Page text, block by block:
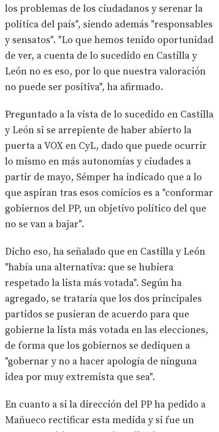
los problemas de los ciudadanos y serenar la
política del país", siendo además "responsables
y sensatos". "Lo que hemos tenido oportunidad
de ver, a cuenta de lo sucedido en Castilla y
León no es eso, por lo que nuestra valoración
no puede ser positiva", ha afirmado.
Preguntado a la vista de lo sucedido en Castilla
y León si se arrepiente de haber abierto la
puerta a VOX en CyL, dado que puede ocurrir
lo mismo en más autonomías y ciudades a
partir de mayo, Sémper ha indicado que a lo
que aspiran tras esos comicios es a "conformar
gobiernos del PP, un objetivo político del que
no se van a bajar".
Dicho eso, ha señalado que en Castilla y León
"había una alternativa: que se hubiera
respetado la lista más votada". Según ha
agregado, se trataría que los dos principales
partidos se pusieran de acuerdo para que
gobierne la lista más votada en las elecciones,
de forma que los gobiernos se dediquen a
"gobernar y no a hacer apología de ninguna
idea por muy extremista que sea".
En cuanto a si la dirección del PP ha pedido a
Mañueco rectificar esta medida y si fue un